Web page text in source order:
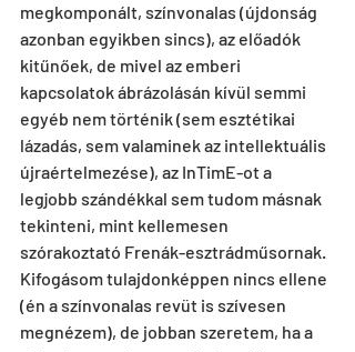
megkomponált, színvonalas (újdonság
azonban egyikben sincs), az előadók
kitűnőek, de mivel az emberi
kapcsolatok ábrázolásán kívül semmi
egyéb nem történik (sem esztétikai
lázadás, sem valaminek az intellektuális
újraértelmezése), az InTimE-ot a
legjobb szándékkal sem tudom másnak
tekinteni, mint kellemesen
szórakoztató Frenák-esztrád­mű­sornak.
Kifogásom tulajdonképpen nincs ellene
(én a színvonalas revüt is szívesen
megnézem), de jobban szeretem, ha a